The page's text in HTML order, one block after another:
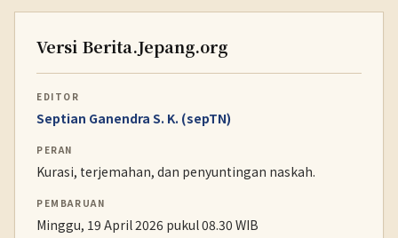
Versi Berita.Jepang.org
EDITOR
Septian Ganendra S. K. (sepTN)
PERAN
Kurasi, terjemahan, dan penyuntingan naskah.
PEMBARUAN
Minggu, 19 April 2026 pukul 08.30 WIB